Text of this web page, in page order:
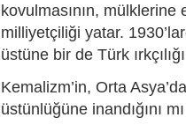
kovulmasının, mülklerine
milliyetçiliği yatar.
üstüne bir de Türk
Kemalizm’in, Orta
üstünlüğüne inandığını